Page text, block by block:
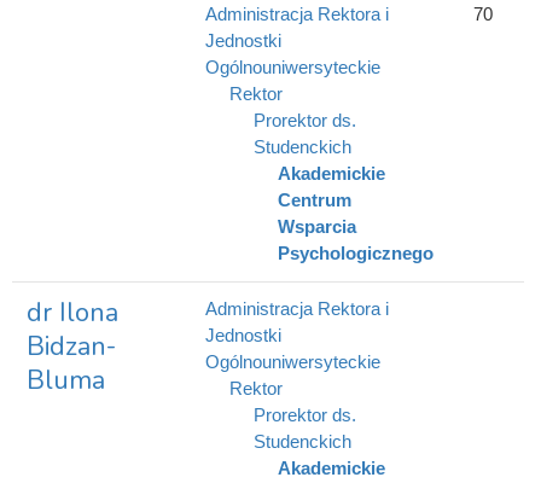
70
Administracja Rektora i
Jednostki
Ogólnouniwersyteckie
Rektor
Prorektor ds.
Studenckich
Akademickie
Centrum
Wsparcia
Psychologicznego
dr Ilona
Bidzan-
Bluma
Administracja Rektora i
Jednostki
Ogólnouniwersyteckie
Rektor
Prorektor ds.
Studenckich
Akademickie